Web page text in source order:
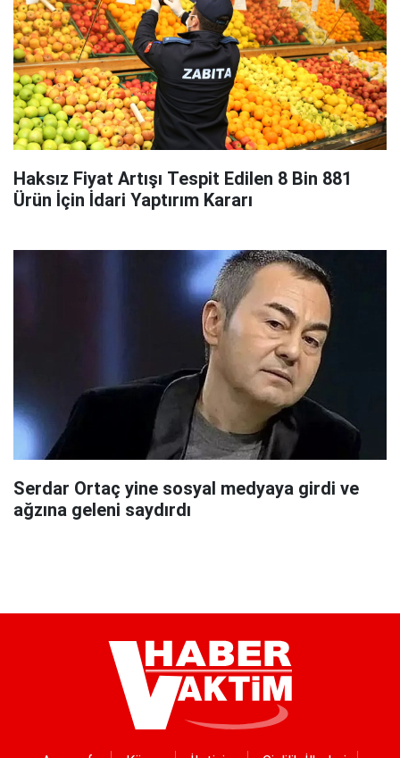
Haksız Fiyat Artışı Tespit Edilen 8 Bin 881
Ürün İçin İdari Yaptırım Kararı
Serdar Ortaç yine sosyal medyaya girdi ve
ağzına geleni saydırdı